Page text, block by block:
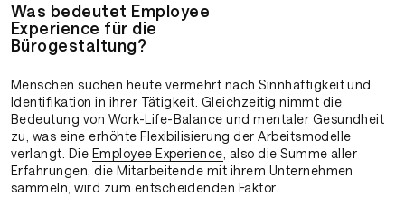
Was bedeutet Employee
Experience für die
Bürogestaltung?
Menschen suchen heute vermehrt nach Sinnhaftigkeit und
Identifikation in ihrer Tätigkeit. Gleichzeitig nimmt die
Bedeutung von Work-Life-Balance und mentaler Gesundheit
zu, was eine erhöhte Flexibilisierung der Arbeitsmodelle
verlangt. Die Employee Experience, also die Summe aller
Erfahrungen, die Mitarbeitende mit ihrem Unternehmen
sammeln, wird zum entscheidenden Faktor.